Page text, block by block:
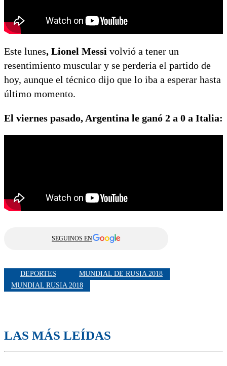
Este lunes, Lionel Messi volvió a tener un
resentimiento muscular y se perdería el partido de
hoy, aunque el técnico dijo que lo iba a esperar hasta
último momento.
El viernes pasado, Argentina le ganó 2 a 0 a Italia:
SEGUINOS EN
DEPORTES
MUNDIAL DE RUSIA 2018
MUNDIAL RUSIA 2018
LAS MÁS LEÍDAS